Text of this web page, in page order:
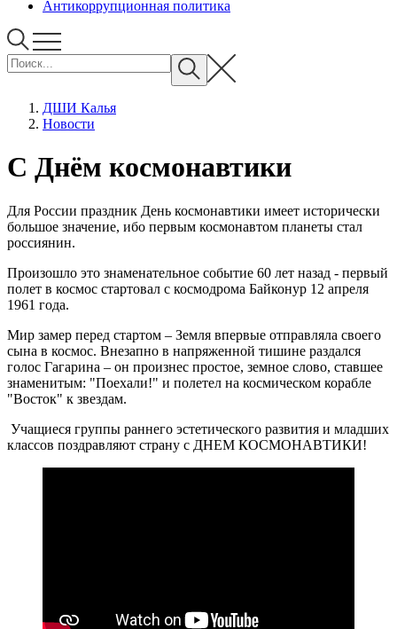
Антикоррупционная политика
ДШИ Калья
Новости
С Днём космонавтики
Для России праздник День космонавтики имеет исторически
большое значение, ибо первым космонавтом планеты стал
россиянин.
Произошло это знаменательное событие 60 лет назад - первый
полет в космос стартовал с космодрома Байконур 12 апреля
1961 года.
Мир замер перед стартом – Земля впервые отправляла своего
сына в космос. Внезапно в напряженной тишине раздался
голос Гагарина – он произнес простое, земное слово, ставшее
знаменитым: "Поехали!" и полетел на космическом корабле
"Восток" к звездам.
Учащиеся группы раннего эстетического развития и младших
классов поздравляют страну с ДНЕМ КОСМОНАВТИКИ!